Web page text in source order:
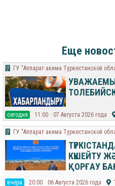
Еще
ГУ "Аппарат акима Туркестанской
cегодня 11:00 07 Августа 2026 года
ГУ "Аппарат акима Туркестанской
КҮШЕЙТУ
ҚОРҒАУ
вчера 20:00 06 Августа 2026 года